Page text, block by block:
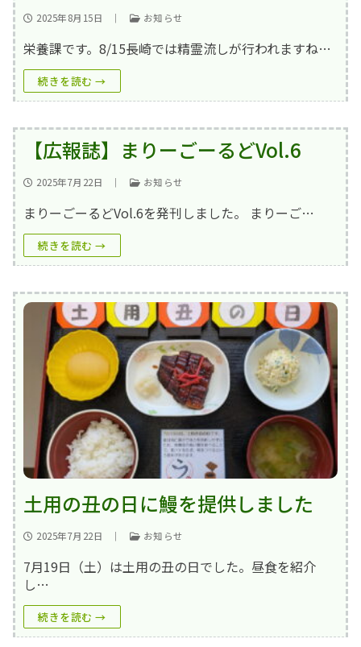
2025年8月15日 ｜ お知らせ
栄養課です。8/15長崎では精霊流しが行われますね…
続きを読む →
【広報誌】まりーごーるどVol.6
2025年7月22日 ｜ お知らせ
まりーごーるどVol.6を発刊しました。 まりーご…
続きを読む →
土用の丑の日に鰻を提供しました
2025年7月22日 ｜ お知らせ
7月19日（土）は土用の丑の日でした。昼食を紹介
し…
続きを読む →